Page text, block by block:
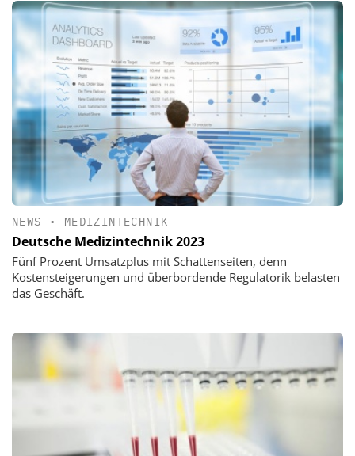
NEWS • MEDIZINTECHNIK
Deutsche Medizintechnik 2023
Fünf Prozent Umsatzplus mit Schattenseiten, denn
Kostensteigerungen und überbordende Regulatorik belasten
das Geschäft.